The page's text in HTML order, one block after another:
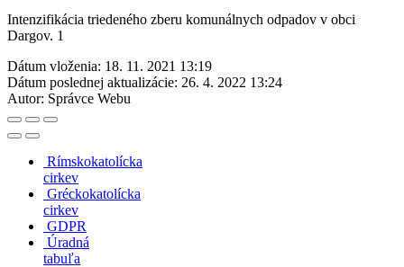
Intenzifikácia triedeného zberu komunálnych odpadov v obci
Dargov. 1
Dátum vloženia: 18. 11. 2021 13:19
Dátum poslednej aktualizácie: 26. 4. 2022 13:24
Autor: Správce Webu
Rímskokatolícka
cirkev
Gréckokatolícka
cirkev
GDPR
Úradná
tabuľa